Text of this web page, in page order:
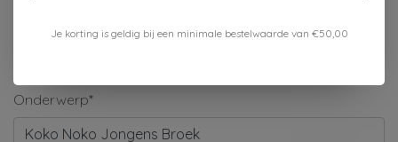
Onderwerp*
Je korting is geldig bij een minimale bestelwaarde van €50,00